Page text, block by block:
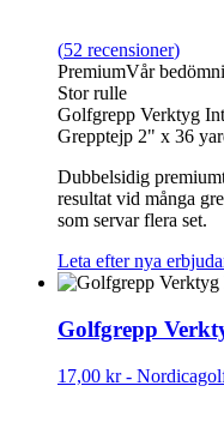
(52 recensioner)
PremiumVår
Stor rulle
Golfgrepp Verktyg
Grepptejp 2" x 36
Dubbelsidig
resultat vid många
som servar flera set.
Leta efter nya
Golfgrepp
17,00 kr-